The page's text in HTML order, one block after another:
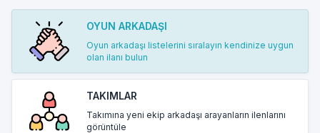
OYUN ARKADAŞI
Oyun arkadaşı listelerini sıralayın kendinize uygun
olan ilanı bulun
TAKIMLAR
Takımına yeni ekip arkadaşı arayanların ilenlarını
görüntüle